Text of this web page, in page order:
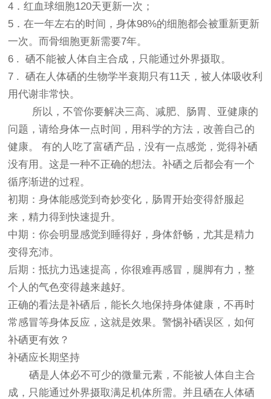
4．红血球细胞120天更新一次；
5．在一年左右的时间，身体98%的细胞都会被重新更新
一次。而骨细胞更新需要7年。
6 . 硒不能被人体自主合成，只能通过外界摄取。
7 . 硒在人体硒的生物学半衰期只有11天，被人体吸收利
用代谢非常快。
所以，不管你要解决三高、减肥、肠胃、亚健康的
问题，请给身体一点时间，用科学的方法，改善自己的
健康。 有的人吃了富硒产品，没有一点感觉，觉得补硒
没有用。这是一种不正确的想法。补硒之后都会有一个
循序渐进的过程。
初期：身体能感觉到奇妙变化，肠胃开始变得舒服起
来，精力得到快速提升。
中期：你会明显感觉到睡得好，身体舒畅，尤其是精力
变得充沛。
后期：抵抗力迅速提高，你很难再感冒，腿脚有力，整
个人的气色变得越来越好。
正确的看法是补硒后，能长久地保持身体健康，不再时
常感冒等身体反应，这就是效果。警惕补硒误区，如何
补硒更有效？
补硒应长期坚持
硒是人体必不可少的微量元素，不能被人体自主合
成，只能通过外界摄取满足机体所需。并且硒在人体硒